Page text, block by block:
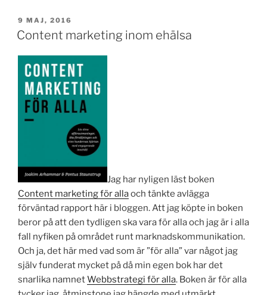
c
e
b
o
o
k
st
o
d
o
n
l
e
PUBLICERAT
9 MAJ, 2016
Content marketing inom ehälsa
Jag har nyligen läst boken
Content marketing för allaoch tänkte avlägga
förväntad rapport här i bloggen. Att jag köpte in boken
beror på att den tydligen ska vara för alla och jag är i alla
fall nyfiken på området runt marknadskommunikation.
Och ja, det här med vad som är ”för alla” var något jag
själv funderat mycket på då min egen bok har det
snarlika namnetWebbstrategi för alla. Boken är för alla